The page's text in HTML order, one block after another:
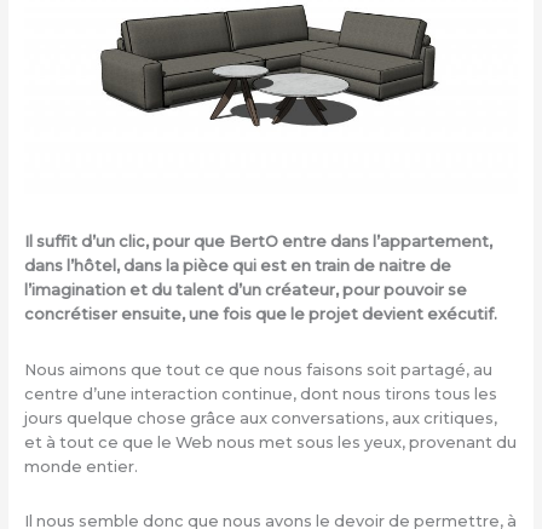
Il suffit d’un clic, pour que BertO entre dans l’appartement,
dans l’hôtel, dans la pièce qui est en train de naitre de
l’imagination et du talent d’un créateur, pour pouvoir se
concrétiser ensuite, une fois que le projet devient exécutif.
Nous aimons que tout ce que nous faisons soit partagé, au
centre d’une interaction continue, dont nous tirons tous les
jours quelque chose grâce aux conversations, aux critiques,
et à tout ce que le Web nous met sous les yeux, provenant du
monde entier.
Il nous semble donc que nous avons le devoir de permettre, à